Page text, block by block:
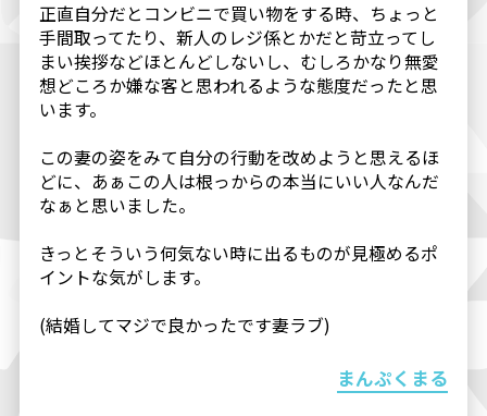
正直自分だとコンビニで買い物をする時、ちょっと
手間取ってたり、新人のレジ係とかだと苛立ってし
まい挨拶などほとんどしないし、むしろかなり無愛
想どころか嫌な客と思われるような態度だったと思
います。
この妻の姿をみて自分の行動を改めようと思えるほ
どに、あぁこの人は根っからの本当にいい人なんだ
なぁと思いました。
きっとそういう何気ない時に出るものが見極めるポ
イントな気がします。
(結婚してマジで良かったです妻ラブ)
まんぷくまる